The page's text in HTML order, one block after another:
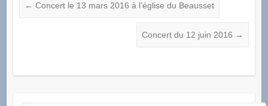
← Concert le 13 mars 2016 à l’église du Beausset
Concert du 12 juin 2016 →